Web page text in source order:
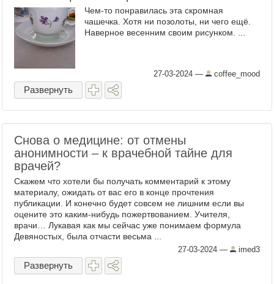
Чем-то понравилась эта скромная
чашечка. Хотя ни позолоты, ни чего ещё.
Наверное весенним своим рисунком. ...
27-03-2024 — coffee_mood
Развернуть
Снова о медицине: от отмены
анонимности – к врачебной тайне для
врачей?
Скажем что хотели бы получать комментарий к этому
материалу, ожидать от вас его в конце прочтения
публикации. И конечно будет совсем не лишним если вы
оцените это каким-нибудь пожертвованием. Учителя,
врачи… Лукавая как мы сейчас уже понимаем формула
Девяностых, была отчасти весьма ...
27-03-2024 — imed3
Развернуть